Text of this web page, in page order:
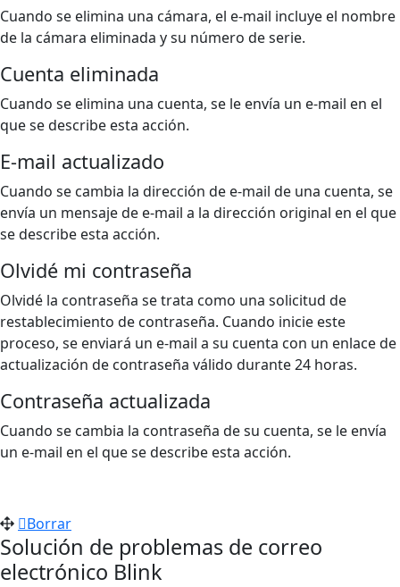
Cuando se elimina una cámara, el e-mail incluye el nombre
de la cámara eliminada y su número de serie.
Cuenta eliminada
Cuando se elimina una cuenta, se le envía un e-mail en el
que se describe esta acción.
E-mail actualizado
Cuando se cambia la dirección de e-mail de una cuenta, se
envía un mensaje de e-mail a la dirección original en el que
se describe esta acción.
Olvidé mi contraseña
Olvidé la contraseña se trata como una solicitud de
restablecimiento de contraseña. Cuando inicie este
proceso, se enviará un e-mail a su cuenta con un enlace de
actualización de contraseña válido durante 24 horas.
Contraseña actualizada
Cuando se cambia la contraseña de su cuenta, se le envía
un e-mail en el que se describe esta acción.
Borrar
Solución de problemas de correo
electrónico Blink